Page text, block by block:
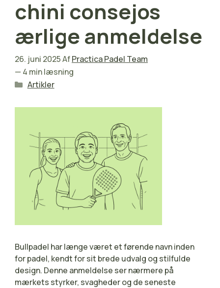
chini consejos
ærlige anmeldelse
26. juni 2025AfPractica Padel Team
— 4 min læsning
Kategorier
Artikler
Bullpadel har længe været et førende navn inden
for padel, kendt for sit brede udvalg og stilfulde
design. Denne anmeldelse ser nærmere på
mærkets styrker, svagheder og de seneste